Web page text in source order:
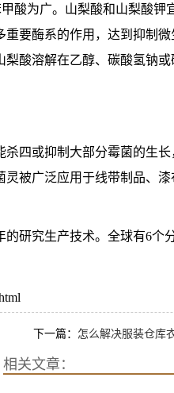
酸为广。山梨酸和山梨酸钾
要酶系的作用，达到抑制
酸溶解在乙醇、碳酸氢钠
四或抑制大部分霉菌的生
被广泛应用于线带制品、
研究生产技术。全球有6个
下一篇： 怎么解决服装仓库
相关文章：